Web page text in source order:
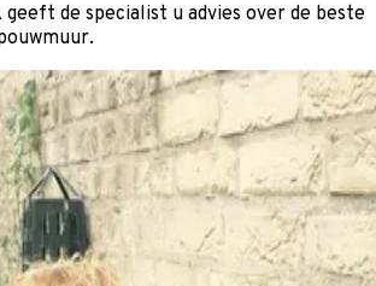
de specialist u advies over de beste